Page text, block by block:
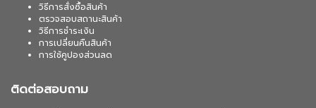
วิธีการสั่งซื้อสินค้า
ตรวจสอบสถานะสินค้า
วิธีการชำระเงิน
การเปลี่ยนคืนสินค้า
การใช้คูปองส่วนลด
ติดต่อสอบถาม